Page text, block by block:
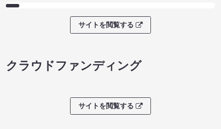
サイトを閲覧する
クラウドファンディング
サイトを閲覧する